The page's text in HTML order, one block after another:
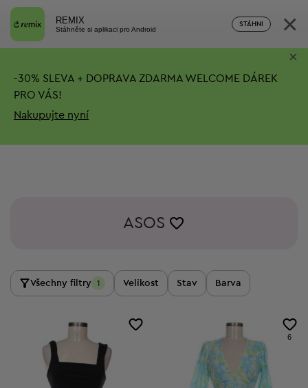
REMIX
Stáhněte si aplikaci pro Android
STÁHNI ×
-30% SLEVA + DOPRAVA ZDARMA WELCOME DÁREK
PRO VÁS!
Nakupujte nyní
×
ASOS
Všechny filtry 1 Velikost Stav Barva
6